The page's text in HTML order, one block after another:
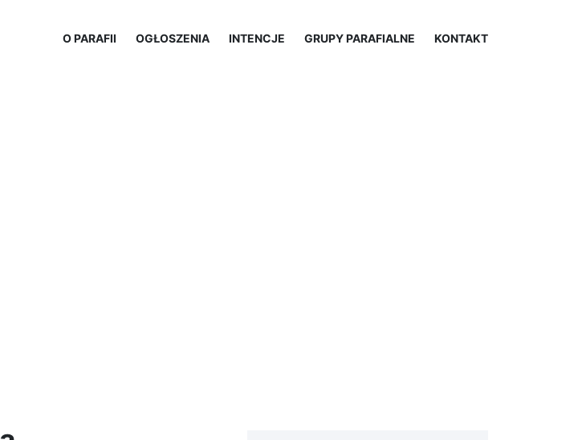
O PARAFII OGŁOSZENIA INTENCJE GRUPY PARAFIALNE KONTAKT